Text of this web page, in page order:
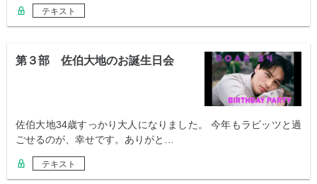
テキスト
第３部 佐伯大地のお誕生日会
佐伯大地34歳すっかり大人になりました。 今年もラビッツと過
ごせるのが、幸せです。ありがと…
テキスト